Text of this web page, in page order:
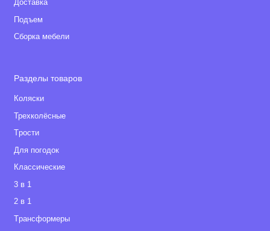
Доставка
Подъем
Сборка мебели
Разделы товаров
Коляски
Трехколёсные
Tрости
Для погодок
Классические
3 в 1
2 в 1
Tрансформеры